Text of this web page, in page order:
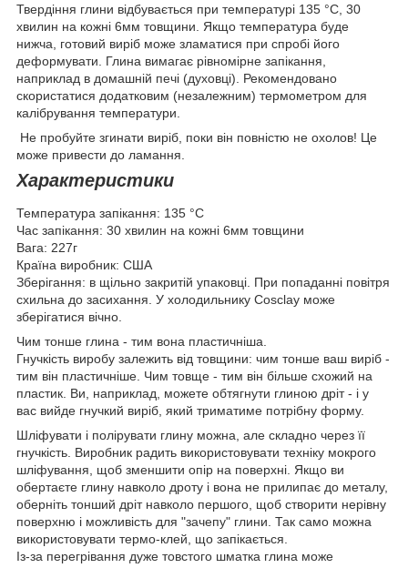
Твердіння глини відбувається при температурі 135 °С, 30
хвилин на кожні 6мм товщини. Якщо температура буде
нижча, готовий виріб може зламатися при спробі його
деформувати. Глина вимагає рівномірне запікання,
наприклад в домашній печі (духовці). Рекомендовано
скористатися додатковим (незалежним) термометром для
калібрування температури.
Не пробуйте згинати виріб, поки він повністю не охолов! Це
може привести до ламання.
Характеристики
Температура запікання: 135 °С
Час запікання: 30 хвилин на кожні 6мм товщини
Вага: 227г
Країна виробник: США
Зберігання: в щільно закритій упаковці. При попаданні повітря
схильна до засихання. У холодильнику Cosclay може
зберігатися вічно.
Чим тонше глина - тим вона пластичніша.
Гнучкість виробу залежить від товщини: чим тонше ваш виріб -
тим він пластичніше. Чим товще - тим він більше схожий на
пластик. Ви, наприклад, можете обтягнути глиною дріт - і у
вас вийде гнучкий виріб, який триматиме потрібну форму.
Шліфувати і полірувати глину можна, але складно через її
гнучкість. Виробник радить використовувати техніку мокрого
шліфування, щоб зменшити опір на поверхні. Якщо ви
обертаєте глину навколо дроту і вона не прилипає до металу,
оберніть тонший дріт навколо першого, щоб створити нерівну
поверхню і можливість для "зачепу" глини. Так само можна
використовувати термо-клей, що запікається.
Із-за перегрівання дуже товстого шматка глина може